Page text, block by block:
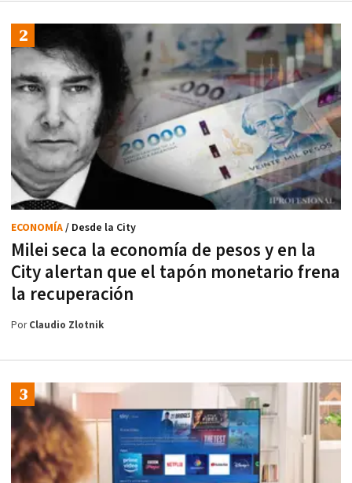
Milei seca la economía de pesos y en la
City alertan que el tapón monetario frena
la recuperación
ECONOMÍA/ Desde la City
PorClaudio Zlotnik